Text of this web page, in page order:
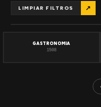
LIMPIAR FILTROS ↗
GASTRONOMIA
1508